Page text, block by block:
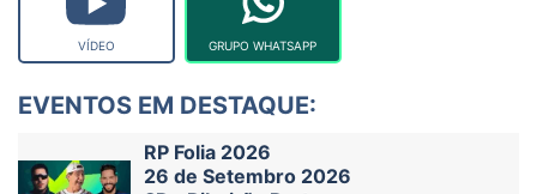
VÍDEO GRUPO WHATSAPP
EVENTOS EM DESTAQUE:
RP Folia 2026
26 de Setembro 2026